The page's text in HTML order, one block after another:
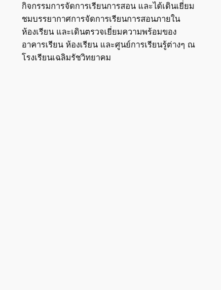
กิจกรรมการจัดการเรียนการสอน และได้เดินเยี่ยม
ชมบรรยากาศการจัดการเรียนการสอนภายใน
ห้องเรียน และเดินตรวจเยี่ยมความพร้อมของ
อาคารเรียน ห้องเรียน และศูนย์การเรียนรู้ต่างๆ ณ
โรงเรียนเฉลิมรัชวิทยาคม